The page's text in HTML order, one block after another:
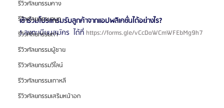
รีวิวศัลยกรรมคาง
รีวิวศัลยกรรมจมูก
รีวิวศัลยกรรมตา
รีวิวศัลยกรรมผู้ชาย
รีวิวศัลยกรรมวีไลน์
รีวิวศัลยกรรมเกาหลี
รีวิวศัลยกรรมเสริมหน้าอก
เข้าร่วมโปรแกรมรับลูกค้าจากแอปพลิเคชั่นได้อย่างไร?
1.ลงทะเบียนสมัคร  ได้ที่ https://forms.gle/vCcDaWCmWFEbMg9h7